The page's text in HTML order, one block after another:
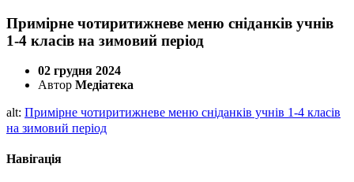
Примірне чотиритижневе меню сніданків учнів
1-4 класів на зимовий період
02 грудня 2024
Автор Медіатека
alt: Примірне чотиритижневе меню сніданків учнів 1-4 класів
на зимовий період
Навігація